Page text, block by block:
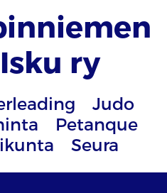
Isku ry
Judo
Petanque
Seura